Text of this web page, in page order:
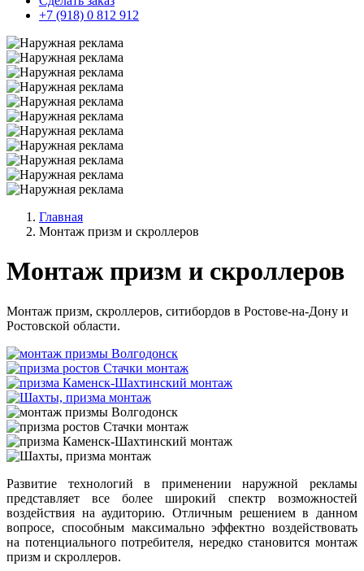
+7 (918) 0 812 912
Главная
Монтаж призм и скроллеров
Монтаж призм и скроллеров
Монтаж призм, скроллеров, ситибордов в Ростове-на-Дону и
Ростовской области.
Развитие технологий в применении наружной рекламы
представляет все более широкий спектр возможностей
воздействия на аудиторию. Отличным решением в данном
вопросе, способным максимально эффектно воздействовать
на потенциального потребителя, нередко становится монтаж
призм и скроллеров.